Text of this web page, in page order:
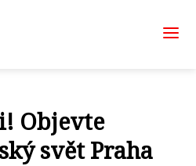
Objevte
svět Praha